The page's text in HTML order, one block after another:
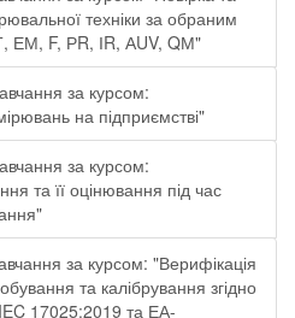
техніки за обраним
ЕМ, F, РR, ІR, АUV, QМ"
за курсом:
на підприємстві"
за курсом:
та її оцінювання під час
за курсом: "Верифікація
та калібрування згідно
17025:2019 та ЕА-